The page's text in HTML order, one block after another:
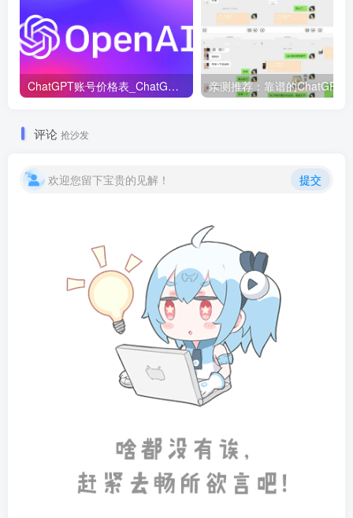
ChatGPT账号价格表_ChatGPT账号购买！
评论 抢沙发
欢迎您留下宝贵的见解！ 提交